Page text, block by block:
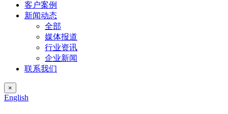
客户案例
新闻动态
全部
媒体报道
行业资讯
企业新闻
联系我们
×
English